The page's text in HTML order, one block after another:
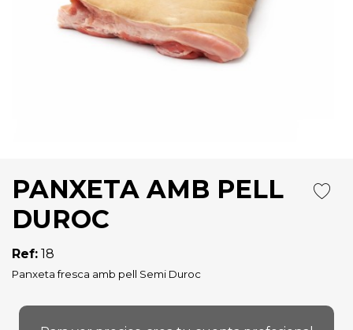
PANXETA AMB PELL
DUROC
Ref: 18
Panxeta fresca amb pell Semi Duroc